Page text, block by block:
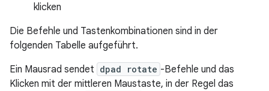
klicken
Die Befehle und Tastenkombinationen sind in der
folgenden Tabelle aufgeführt.
Ein Mausrad sendet dpad rotate -Befehle und das
Klicken mit der mittleren Maustaste, in der Regel das